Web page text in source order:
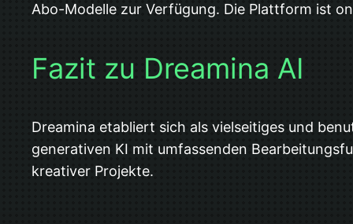
Abo-Modelle zur Verfügung. Die Plattform ist
Fazit zu Dreamina AI
Dreamina etabliert sich als vielseitiges und
generativen KI mit umfassenden
kreativer Projekte.